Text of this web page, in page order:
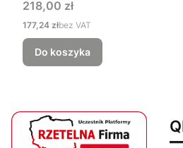
Cena
218,00 zł
Cena
177,24 złbez VAT
Do koszyka